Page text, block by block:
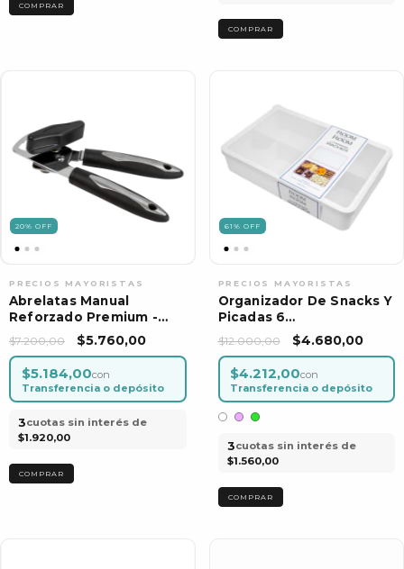
COMPRAR
20% OFF
Abrelatas Manual
Reforzado Premium -
Acero Inoxidable
$7.200,00 $5.760,00
$5.184,00con
Transferencia o depósito
3cuotas sin interés de
$1.920,00
61 % OFF
Organizador De Snacks Y
Picadas 6
Compartimentos Con
Tapa
$12.000,00 $4.680,00
$4.212,00con
Transferencia o depósito
3cuotas sin interés de
$1.560,00
COMPRAR